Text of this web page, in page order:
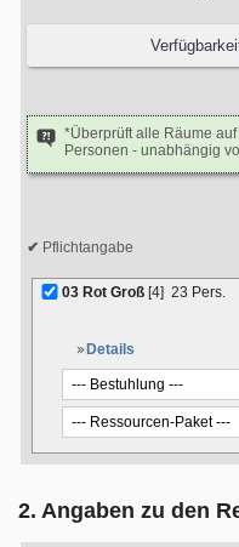
*Überprüft alle Räume
Personen - unabhängig
Pflichtangabe
03 Rot Groß [4] 23 Pers.
Details
2. Angaben zu den